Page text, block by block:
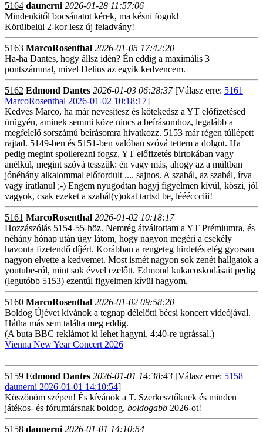
5164 daunerni 2026-01-28 11:57:06
Mindenkitől bocsánatot kérek, ma késni fogok!
Körülbelül 2-kor lesz új feladvány!
5163 MarcoRosenthal 2026-01-05 17:42:20
Ha-ha Dantes, hogy állsz idén? Én eddig a maximális 3
pontszámmal, mivel Delius az egyik kedvencem.
5162 Edmond Dantes 2026-01-03 06:28:37[Válasz erre: 5161
MarcoRosenthal 2026-01-02 10:18:17]
Kedves Marco, ha már nevesítesz és kötekedsz a YT előfizetésed
ürügyén, aminek semmi köze nincs a beírásomhoz, legalább a
megfelelő sorszámú beírásomra hivatkozz. 5153 már régen túllépett
rajtad. 5149-ben és 5151-ben valóban szóvá tettem a dolgot. Ha
pedig megint spoilerezni fogsz, YT előfizetés birtokában vagy
anélkül, megint szóvá tesszük: én vagy más, ahogy az a múltban
jónéhány alkalommal előfordult .... sajnos. A szabál, az szabál, írva
vagy íratlanul ;-) Engem nyugodtan hagyj figyelmen kívül, köszi, jól
vagyok, csak ezeket a szabál(y)okat tartsd be, léééccciii!
5161 MarcoRosenthal 2026-01-02 10:18:17
Hozzászólás 5154-55-höz. Nemrég átváltottam a YT Prémiumra, és
néhány hónap után úgy látom, hogy nagyon megéri a csekély
havonta fizetendő díjért. Korábban a rengeteg hirdetés elég gyorsan
nagyon elvette a kedvemet. Most ismét nagyon sok zenét hallgatok a
youtube-ról, mint sok évvel ezelőtt. Edmond kukacoskodásait pedig
(legutóbb 5153) ezentúl figyelmen kívül hagyom.
5160 MarcoRosenthal 2026-01-02 09:58:20
Boldog Újévet kívánok a tegnap délelőtti bécsi koncert videójával.
Hátha más sem találta meg eddig.
(A buta BBC reklámot ki lehet hagyni, 4:40-re ugrással.)
Vienna New Year Concert 2026
5159 Edmond Dantes 2026-01-01 14:38:43 [Válasz erre: 5158
daunerni 2026-01-01 14:10:54]
Köszönöm szépen! És kívánok a T. Szerkesztőknek és minden
játékos- és fórumtársnak boldog, boldogabb 2026-ot!
5158 daunerni 2026-01-01 14:10:54